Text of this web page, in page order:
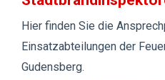
Hier finden Sie die
Einsatzabteilungen der
Gudensberg.